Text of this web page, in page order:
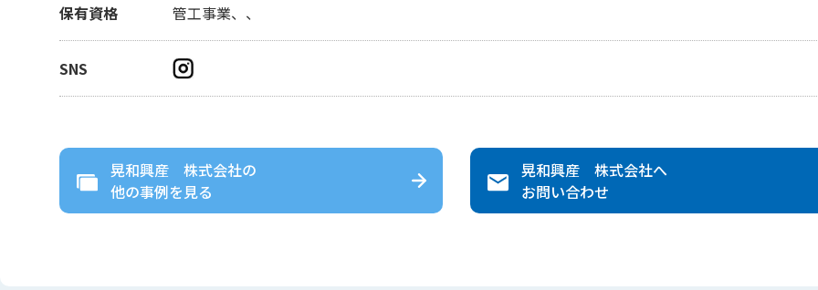
保有資格 管工事業、、
SNS
晃和興産 株式会社の
他の事例を見る
晃和興産 株式会社へ
お問い合わせ